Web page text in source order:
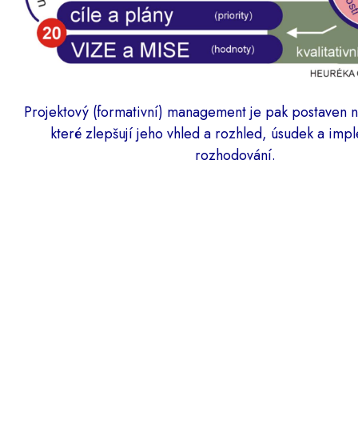
Projektový (formativní) management je pak postaven
které zlepšují jeho vhled a rozhled, úsudek a
rozhodování.